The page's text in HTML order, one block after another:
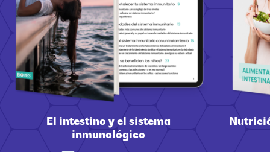
El intestino y el sistema
inmunológico